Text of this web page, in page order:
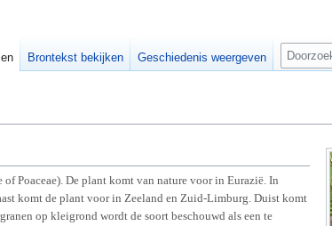
Poaceae). De plant komt van nature voor in Eurazië. In
komt de plant voor in Zeeland en Zuid-Limburg. Duist komt
op kleigrond wordt de soort beschouwd als een te
Brontekst bekijken Geschiedenis weergeven
Z
e